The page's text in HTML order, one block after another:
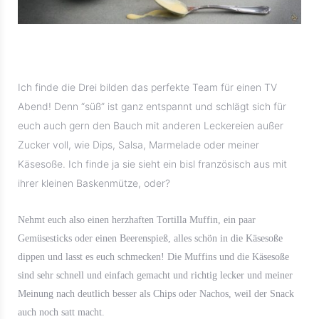
Ich finde die Drei bilden das perfekte Team für einen TV
Abend! Denn “süß” ist ganz entspannt und schlägt sich für
euch auch gern den Bauch mit anderen Leckereien außer
Zucker voll, wie Dips, Salsa, Marmelade oder meiner
Käsesoße. Ich finde ja sie sieht ein bisl französisch aus mit
ihrer kleinen Baskenmütze, oder?
Nehmt euch also einen herzhaften Tortilla Muffin, ein paar
Gemüsesticks oder einen Beerenspieß, alles schön in die Käsesoße
dippen und lasst es euch schmecken! Die Muffins und die Käsesoße
sind sehr schnell und einfach gemacht und richtig lecker und meiner
Meinung nach deutlich besser als Chips oder Nachos, weil der Snack
auch noch satt macht.